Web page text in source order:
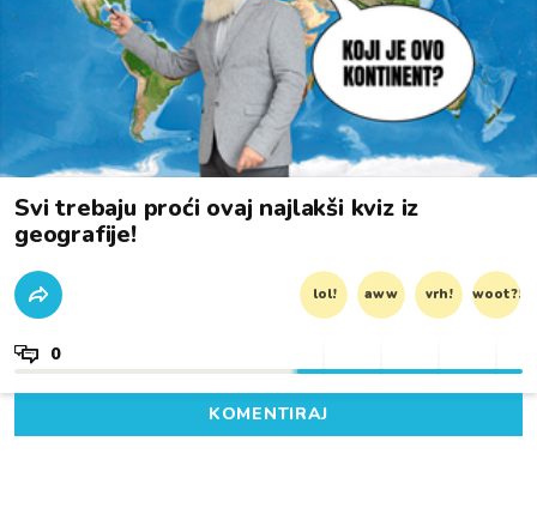
Svi trebaju proći ovaj najlakši kviz iz
geografije!
lol! aww vrh! woot?!
0
KOMENTIRAJ